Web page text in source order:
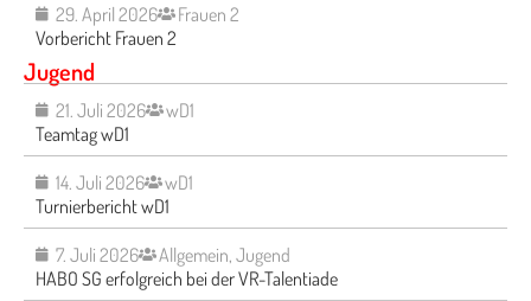
29. April 2026
Frauen 2
Vorbericht Frauen 2
Jugend
21. Juli 2026
wD1
Teamtag wD1
14. Juli 2026
wD1
Turnierbericht wD1
7. Juli 2026 Allgemein, Jugend
HABO SG erfolgreich bei der VR-Talentiade